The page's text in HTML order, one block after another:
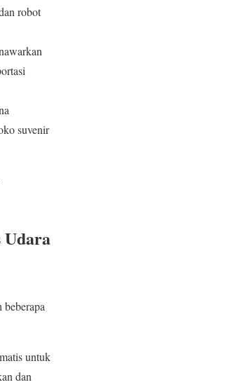
robot
suvenir
Udara
untuk
dan